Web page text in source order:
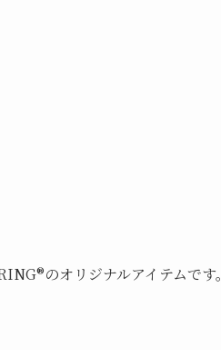
のオリジナルアイテムです。